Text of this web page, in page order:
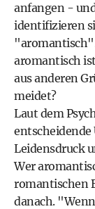
anfangen -
identifizieren
aromantisch
aus anderen
meidet?
Laut dem
Leidensdruck
Wer
romantischen
danach.